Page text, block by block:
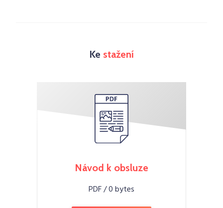
Ke stažení
Návod k obsluze
PDF / 0 bytes